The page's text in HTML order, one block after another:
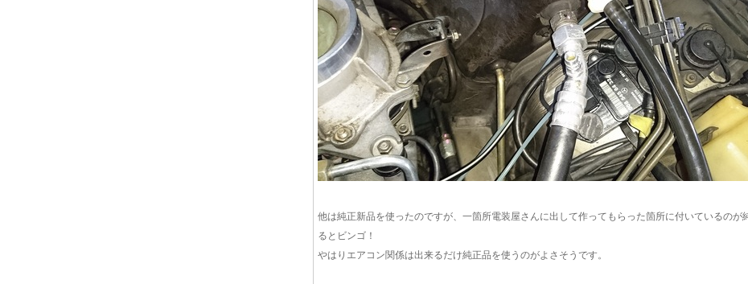
他は純正新品を使ったのですが、一箇所電装屋さんに出して作ってもらった箇所に付いているの
るとビンゴ！
やはりエアコン関係は出来るだけ純正品を使うのがよさそうです。